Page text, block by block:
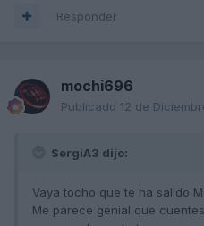
Responder
mochi696
Publicado 12 de
SergiA3 dijo:
Vaya tocho que te ha salido
Me parece genial que